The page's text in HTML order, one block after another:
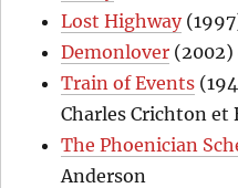
Lost Highway
Demonlover (2002)
Train of Events
Charles Crichton et
The Phoenician
Anderson